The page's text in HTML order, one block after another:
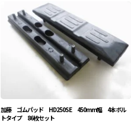
加藤 ゴムパッド HD250SE 450mm幅 4本ボル
トタイプ 86枚セット